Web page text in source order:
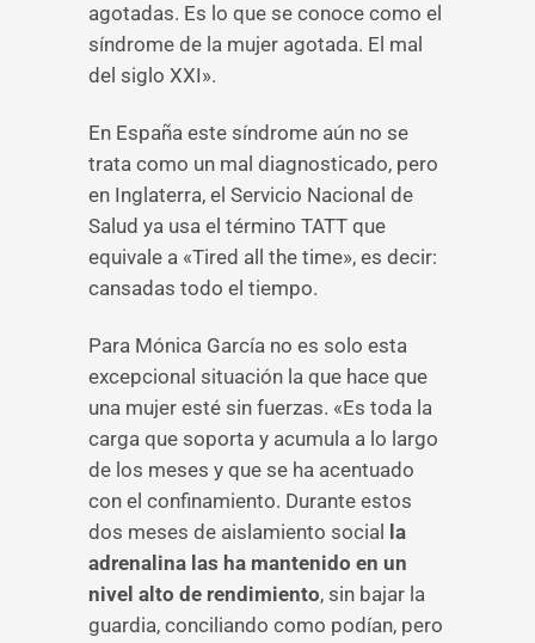
agotadas. Es lo que se conoce como el
síndrome de la mujer agotada. El mal
del siglo XXI».
En España este síndrome aún no se
trata como un mal diagnosticado, pero
en Inglaterra, el Servicio Nacional de
Salud ya usa el término TATT que
equivale a «Tired all the time», es decir:
cansadas todo el tiempo.
Para Mónica García no es solo esta
excepcional situación la que hace que
una mujer esté sin fuerzas. «Es toda la
carga que soporta y acumula a lo largo
de los meses y que se ha acentuado
con el confinamiento. Durante estos
dos meses de aislamiento social
la
adrenalina las ha mantenido en un
nivel alto de rendimiento, sin bajar la
guardia, conciliando como podían, pero